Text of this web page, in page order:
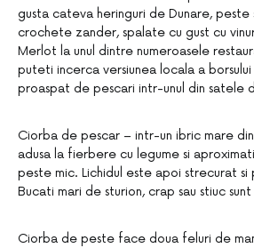
gusta cateva heringuri de Dunare, peste
crochete zander, spalate cu gust cu
Merlot la unul dintre numeroasele
puteti incerca versiunea locala a
proaspat de pescari intr-unul din satele
Ciorba de pescar – intr-un ibric mare
adusa la fierbere cu legume si
peste mic. Lichidul este apoi strecurat si
Bucati mari de sturion, crap sau stiuc
Ciorba de peste face doua feluri de